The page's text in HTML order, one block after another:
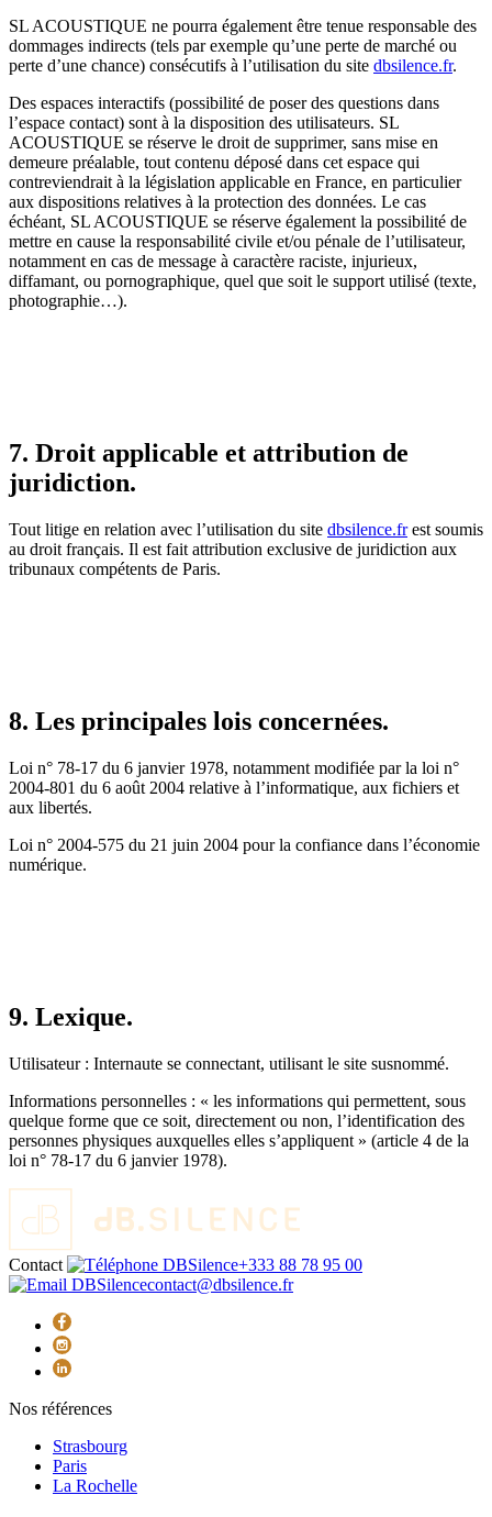
SL ACOUSTIQUE ne pourra également être tenue responsable des
dommages indirects (tels par exemple qu’une perte de marché ou
perte d’une chance) consécutifs à l’utilisation du site dbsilence.fr.
Des espaces interactifs (possibilité de poser des questions dans
l’espace contact) sont à la disposition des utilisateurs. SL
ACOUSTIQUE se réserve le droit de supprimer, sans mise en
demeure préalable, tout contenu déposé dans cet espace qui
contreviendrait à la législation applicable en France, en particulier
aux dispositions relatives à la protection des données. Le cas
échéant, SL ACOUSTIQUE se réserve également la possibilité de
mettre en cause la responsabilité civile et/ou pénale de l’utilisateur,
notamment en cas de message à caractère raciste, injurieux,
diffamant, ou pornographique, quel que soit le support utilisé (texte,
photographie…).
7. Droit applicable et attribution de
juridiction.
Tout litige en relation avec l’utilisation du site dbsilence.frest soumis
au droit français. Il est fait attribution exclusive de juridiction aux
tribunaux compétents de Paris.
8. Les principales lois concernées.
Loi n° 78-17 du 6 janvier 1978, notamment modifiée par la loi n°
2004-801 du 6 août 2004 relative à l’informatique, aux fichiers et
aux libertés.
Loi n° 2004-575 du 21 juin 2004 pour la confiance dans l’économie
numérique.
9. Lexique.
Utilisateur : Internaute se connectant, utilisant le site susnommé.
Informations personnelles : « les informations qui permettent, sous
quelque forme que ce soit, directement ou non, l’identification des
personnes physiques auxquelles elles s’appliquent » (article 4 de la
loi n° 78-17 du 6 janvier 1978).
Contact
+333 88 78 95 00
contact@dbsilence.fr
Nos références
Strasbourg
Paris
La Rochelle